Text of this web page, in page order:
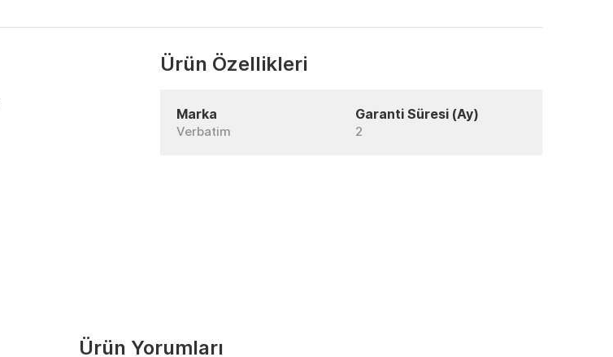
Ürün Özellikleri
Marka
Verbatim
Garanti Süresi (Ay)
2
Ürün Yorumları